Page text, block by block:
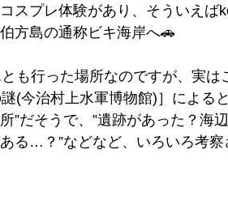
スプレ体験があり、そういえば
方島の通称ビキ海岸へ🚗
も行った場所なのですが、実
(今治村上水軍博物館)］による
”だそうで、”遺跡があった？海
る…？”などなど、いろいろ考察